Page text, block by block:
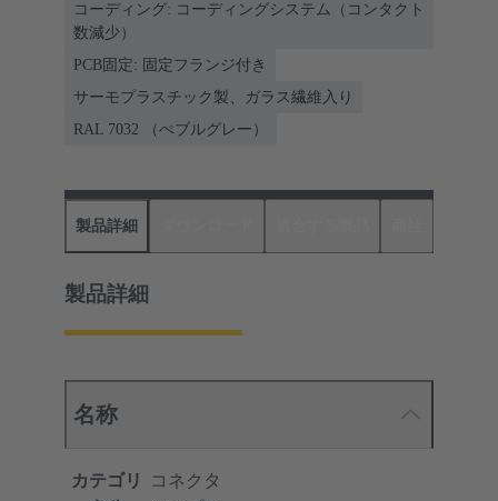
コーディング: コーディングシステム（コンタクト
数減少）
PCB固定: 固定フランジ付き
サーモプラスチック製、ガラス繊維入り
RAL 7032 （ぺブルグレー）
製品詳細
製品詳細
名称
カテゴリ
コネクタ